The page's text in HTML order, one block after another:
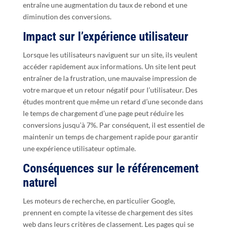
entraîne une augmentation du taux de rebond et une
diminution des conversions.
Impact sur l’expérience utilisateur
Lorsque les utilisateurs naviguent sur un site, ils veulent
accéder rapidement aux informations. Un site lent peut
entraîner de la frustration, une mauvaise impression de
votre marque et un retour négatif pour l’utilisateur. Des
études montrent que même un retard d’une seconde dans
le temps de chargement d’une page peut réduire les
conversions jusqu’à 7%. Par conséquent, il est essentiel de
maintenir un temps de chargement rapide pour garantir
une expérience utilisateur optimale.
Conséquences sur le référencement
naturel
Les moteurs de recherche, en particulier Google,
prennent en compte la vitesse de chargement des sites
web dans leurs critères de classement. Les pages qui se